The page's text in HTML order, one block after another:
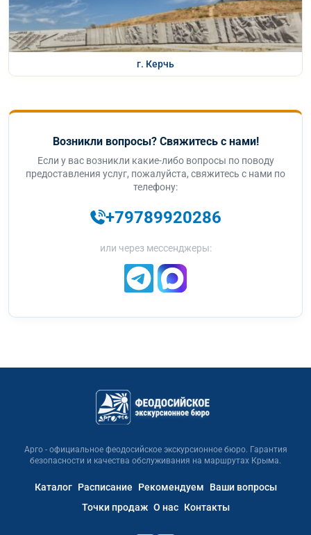
г. Керчь
Возникли вопросы? Свяжитесь с нами!
Если у вас возникли какие-либо вопросы по поводу
предоставления услуг, пожалуйста, свяжитесь с нами по
телефону:
+79789920286
или через мессенджеры:
Арго - официальное феодосийское экскурсионное бюро. Гарантия
безопасности и качества обслуживания на маршрутах Крыма.
Каталог Расписание Рекомендуем
Ваши вопросы
Точки продаж О нас Контакты